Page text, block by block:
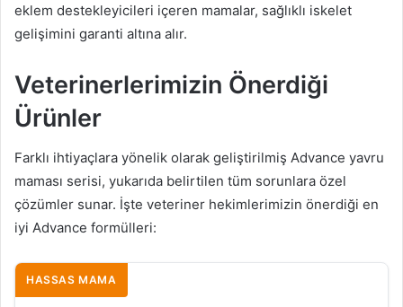
eklem destekleyicileri içeren mamalar, sağlıklı iskelet
gelişimini garanti altına alır.
Veterinerlerimizin Önerdiği
Ürünler
Farklı ihtiyaçlara yönelik olarak geliştirilmiş Advance yavru
maması serisi, yukarıda belirtilen tüm sorunlara özel
çözümler sunar. İşte veteriner hekimlerimizin önerdiği en
iyi Advance formülleri:
HASSAS MAMA